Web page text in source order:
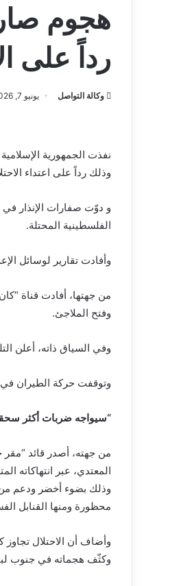
هجوم
رداً على
وكالة التواصل يونيو 7, 2026
نفذت الجمهورية
وذلك رداً على اعتداء
و دوّت صفارات الإنذار
الفلسطينية المحتلة.
وأفادت تقارير لوسائل
من جهتها، أفادت قناة
وفتح الملاجئ.
وفي السياق ذاته، أعلن
وتوقفت حركة الطيران
“سيواجه ضربات أكثر
من جهته، أصدر قائد “مقر
المعتدي، عبر انتهاكاته
وذلك بضوء أخضر ودعم
محظورة ومنها القنابل
وأضاف أن الاحتلال تجاوز
وكثّف هجماته في جنوب